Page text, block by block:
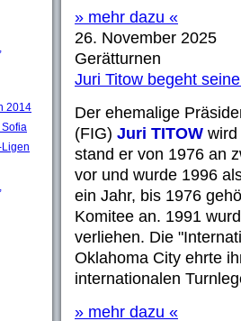
2014
» mehr dazu «
26. November 2025
Gerätturnen
Juri Titow begeht
Der ehemalige
(FIG) Juri TITOW wird
stand er von 1976 an
vor und wurde 1996
ein Jahr, bis 1976
Komitee an. 1991
verliehen. Die
Oklahoma City ehrte
internationalen
» mehr dazu «